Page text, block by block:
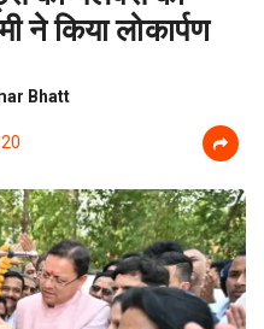
ने किया लोकार्पण
Bhatt